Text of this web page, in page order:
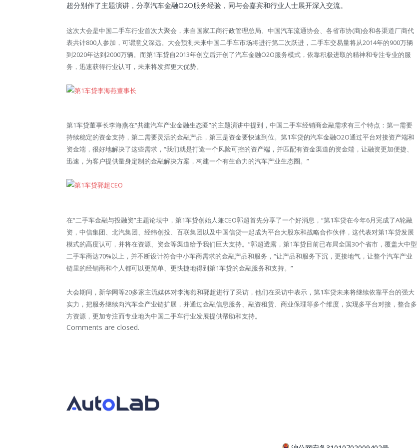
超分别作了主题演讲，分享汽车金融O2O服务经验，同与会嘉宾和行业人士展开深入交流。
这次大会是中国二手车行业首次大聚会，来自国家工商行政管理总局、中国汽车流通协会、各省市协(商)会和各渠道厂商代
表共计800人参加，可谓意义深远。大会预测未来中国二手车市场将进行第二次跃进，二手车交易量将从2014年的900万辆
到2020年达到2000万辆。而第1车贷自2013年创立后开创了汽车金融O2O服务模式，依靠积极进取的精神和专注专业的服
务，迅速获得行业认可，未来将发挥更大优势。
第1车贷董事长李海燕在“共建汽车产业金融生态圈”的主题演讲中提到，中国二手车经销商金融需求有三个特点：第一需要
持续稳定的资金支持，第二需要灵活的金融产品，第三是资金要快速到位。第1车贷的汽车金融O2O通过平台对接资产端和
资金端，很好地解决了这些需求，“我们就是打造一个风险可控的资产端，并匹配有资金渠道的资金端，让融资更加便捷、
迅速，为客户提供量身定制的金融解决方案，构建一个有生命力的汽车产业生态圈。”
在“二手车金融与投融资”主题论坛中，第1车贷创始人兼CEO郭超首先分享了一个好消息，“第1车贷在今年6月完成了A轮融
资，中信集团、北汽集团、经纬创投、百联集团以及中国信贷一起成为平台大股东和战略合作伙伴，这代表对第1车贷发展
模式的高度认可，并将在资源、资金等渠道给予我们巨大支持。”郭超透露，第1车贷目前已布局全国30个省市，覆盖大中型
二手车商达70%以上，并不断设计符合中小车商需求的金融产品和服务，“让产品和服务下沉，更接地气，让整个汽车产业
链里的经销商和个人都可以更简单、更快捷地得到第1车贷的金融服务和支持。”
大会期间，新华网等20多家主流媒体对李海燕和郭超进行了采访，他们在采访中表示，第1车贷未来将继续依靠平台的强大
实力，把服务继续向汽车全产业链扩展，并通过金融信息服务、融资租赁、商业保理等多个维度，实现多平台对接，整合多
方资源，更加专注而专业地为中国二手车行业发展提供帮助和支持。
Comments are closed.